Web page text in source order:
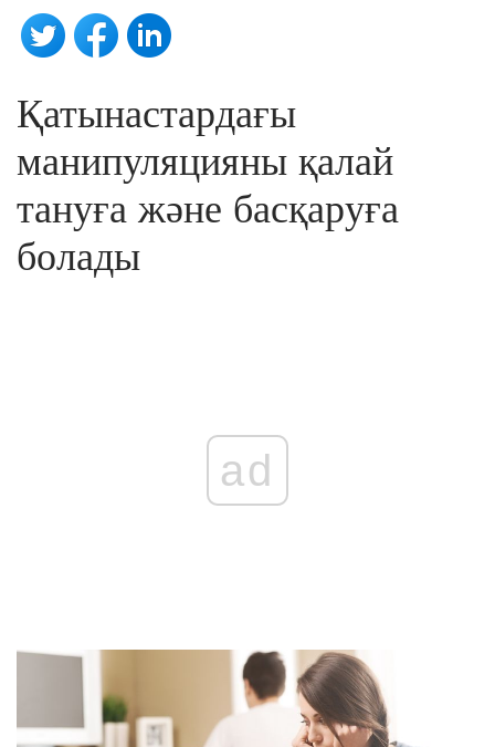
Қатынастардағы
манипуляцияны қалай
тануға және басқаруға
болады
ad